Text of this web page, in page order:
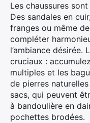
Les chaussures
Des sandales en
franges ou même
compléter
l’ambiance désirée.
cruciaux :
multiples et les
de pierres
sacs, qui peuvent
à bandoulière en
pochettes brodées.